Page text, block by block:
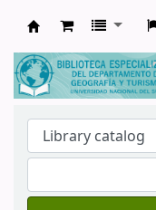
Biblioteca de